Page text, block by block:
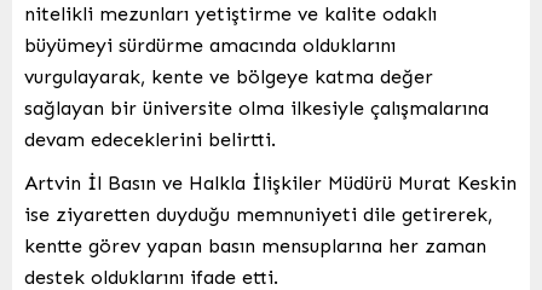
nitelikli mezunları yetiştirme ve kalite odaklı
büyümeyi sürdürme amacında olduklarını
vurgulayarak, kente ve bölgeye katma değer
sağlayan bir üniversite olma ilkesiyle çalışmalarına
devam edeceklerini belirtti.
Artvin İl Basın ve Halkla İlişkiler Müdürü Murat Keskin
ise ziyaretten duyduğu memnuniyeti dile getirerek,
kentte görev yapan basın mensuplarına her zaman
destek olduklarını ifade etti.